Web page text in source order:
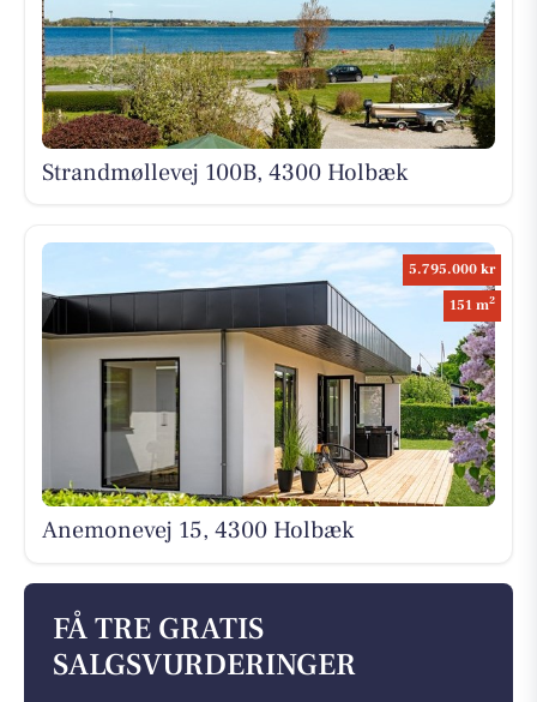
Strandmøllevej 100B, 4300 Holbæk
5.795.000 kr
151 m2
Anemonevej 15, 4300 Holbæk
FÅ TRE GRATIS
SALGSVURDERINGER